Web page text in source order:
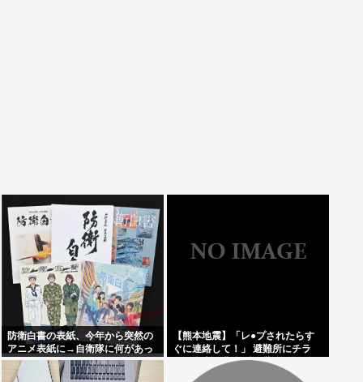
防衛白書の表紙、今年から突然の
アニメ表紙に→自衛隊に何があっ
たのか。
【熊本地震】「レ●プされたらす
ぐに連絡して！」 避難所にチラ
シ。 無料で緊急避妊薬を届けるシ
ステムを実現へ